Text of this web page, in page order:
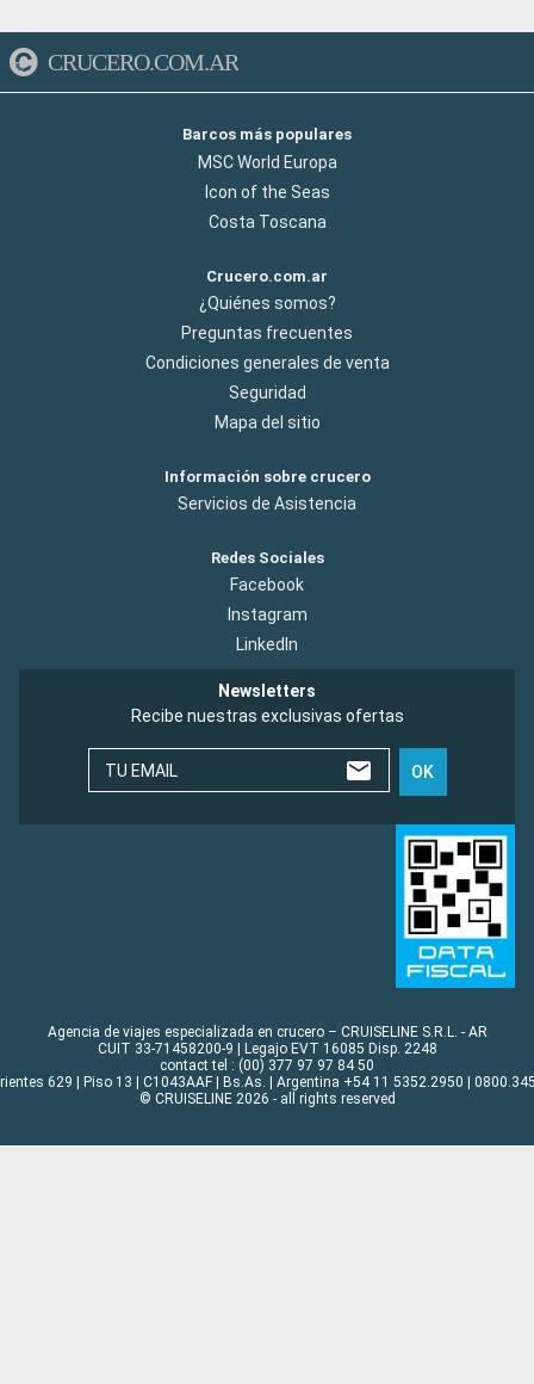
CRUCERO.COM.AR
Barcos más populares
MSC World Europa
Icon of the Seas
Costa Toscana
Crucero.com.ar
¿Quiénes somos?
Preguntas frecuentes
Condiciones generales de venta
Seguridad
Mapa del sitio
Información sobre crucero
Servicios de Asistencia
Redes Sociales
Facebook
Instagram
LinkedIn
Newsletters
Recibe nuestras exclusivas ofertas
TU EMAIL OK
Agencia de viajes especializada en crucero – CRUISELINE S.R.L. - AR
CUIT 33-71458200-9 | Legajo EVT 16085 Disp. 2248
contact tel : (00) 377 97 97 84 50
629 | Piso 13 | C1043AAF | Bs.As. | Argentina +54 11 5352.2950 |
© CRUISELINE 2026 - all rights reserved